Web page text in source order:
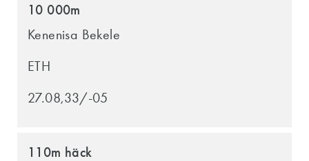
10 000m
Kenenisa Bekele
ETH
27.08,33/-05
110m häck